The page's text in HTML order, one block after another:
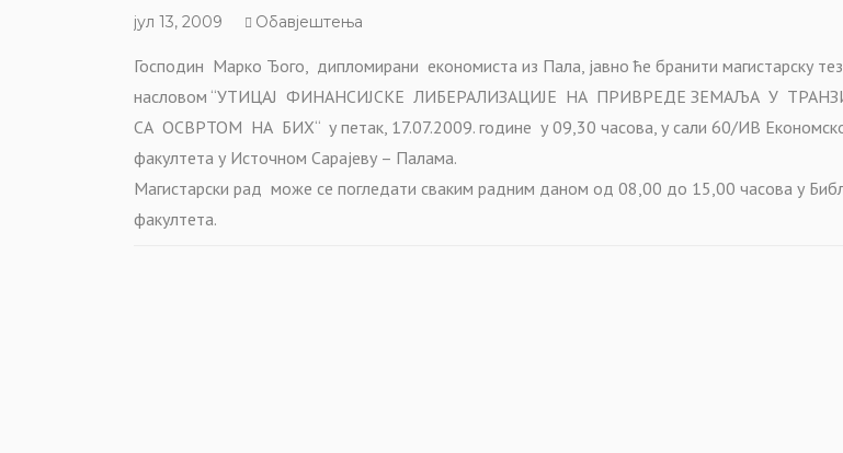
јул 13, 2009 Обавјештења
Господин Марко Ђого, дипломирани економиста из Пала, јавно ће бранити магистарску
насловом “УТИЦАЈ ФИНАНСИЈСКЕ ЛИБЕРАЛИЗАЦИЈЕ НА ПРИВРЕДЕ ЗЕМАЉА У
СА ОСВРТОМ НА БИХ“ у петак, 17.07.2009. године у 09,30 часова, у сали 60/ИВ
факултета у Источном Сарајеву – Палама.
Магистарски рад може се погледати сваким радним даном од 08,00 до 15,00 часова у
факултета.